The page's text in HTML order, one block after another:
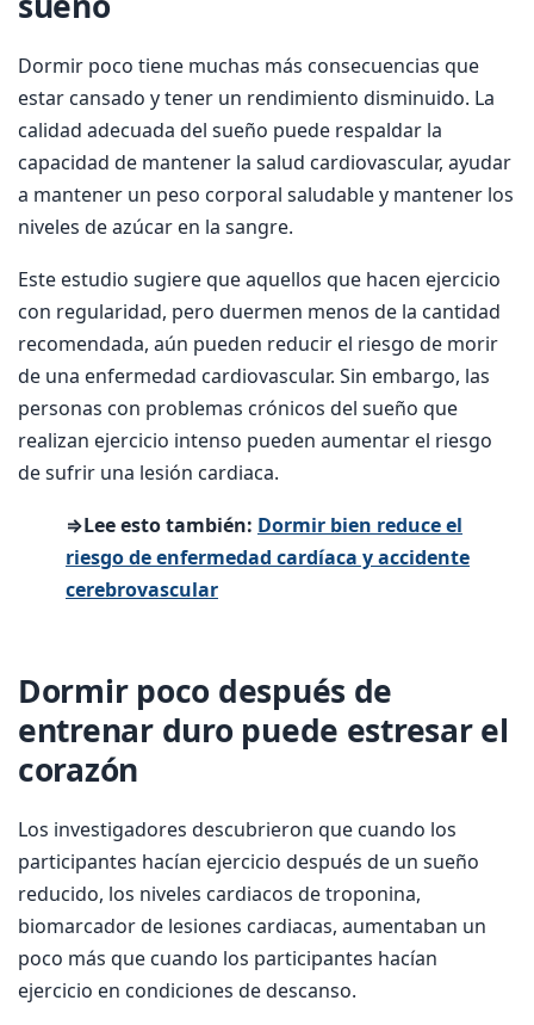
Dormir poco tiene muchas más consecuencias que
estar cansado y tener un rendimiento disminuido. La
calidad adecuada del sueño puede respaldar la
capacidad de mantener la salud cardiovascular, ayudar
a mantener un peso corporal saludable y mantener los
niveles de azúcar en la sangre.
Este estudio sugiere que aquellos que hacen ejercicio
con regularidad, pero duermen menos de la cantidad
recomendada, aún pueden reducir el riesgo de morir
de una enfermedad cardiovascular. Sin embargo, las
personas con problemas crónicos del sueño que
realizan ejercicio intenso pueden aumentar el riesgo
de sufrir una lesión cardiaca.
⇒Lee esto también: Dormir bien reduce el
riesgo de enfermedad cardíaca y accidente
cerebrovascular
Dormir poco después de
entrenar duro puede estresar el
corazón
Los investigadores descubrieron que cuando los
participantes hacían ejercicio después de un sueño
reducido, los niveles cardiacos de troponina,
biomarcador de lesiones cardiacas, aumentaban un
poco más que cuando los participantes hacían
ejercicio en condiciones de descanso.